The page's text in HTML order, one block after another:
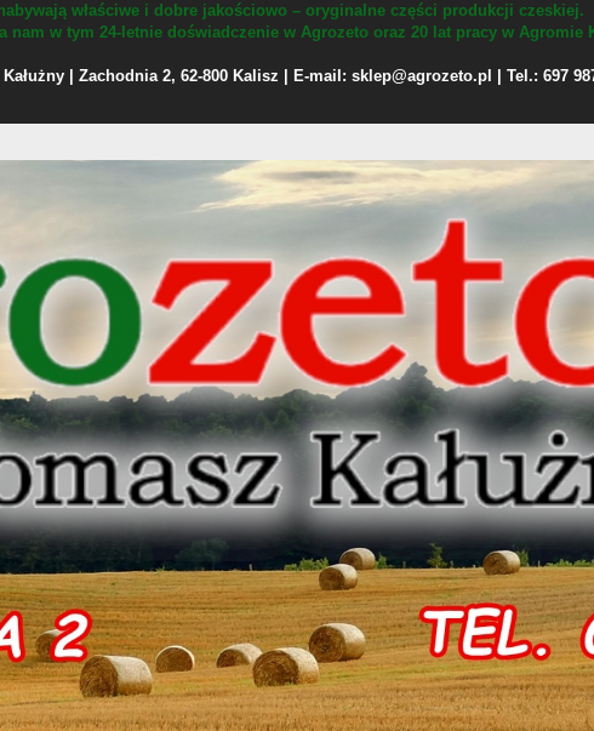
właściwe i dobre jakościowo – oryginalne części produkcji czeskiej.
nam w tym 24-letnie doświadczenie w Agrozeto oraz 20 lat pracy w Agromie
| Zachodnia 2, 62-800 Kalisz | E-mail: sklep@agrozeto.pl | Tel.: 697 987